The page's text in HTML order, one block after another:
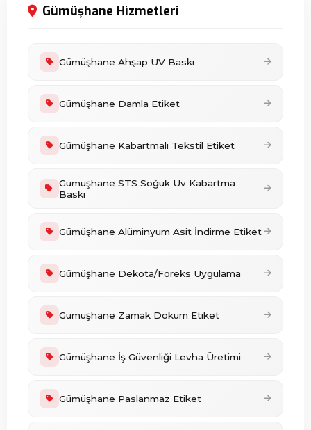
Gümüşhane Hizmetleri
Gümüşhane Ahşap UV Baskı
Gümüşhane Damla Etiket
Gümüşhane Kabartmalı Tekstil Etiket
Gümüşhane STS Soğuk Uv Kabartma
Baskı
Gümüşhane Alüminyum Asit İndirme Etiket
Gümüşhane Dekota/Foreks Uygulama
Gümüşhane Zamak Döküm Etiket
Gümüşhane İş Güvenliği Levha Üretimi
Gümüşhane Paslanmaz Etiket